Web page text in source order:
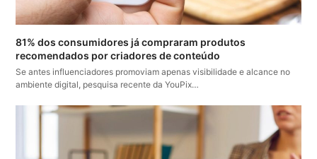
81% dos consumidores já compraram produtos
recomendados por criadores de conteúdo
Se antes influenciadores promoviam apenas visibilidade e alcance no
ambiente digital, pesquisa recente da YouPix…